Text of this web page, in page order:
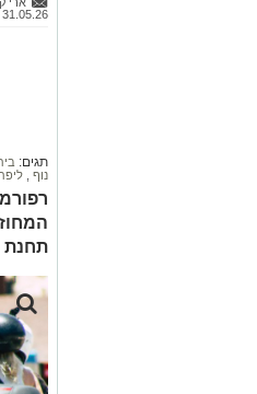
31.05.26 / 13:21
תגים:
נוף
תחנת